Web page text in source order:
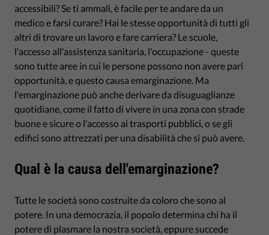
accessibili? Se ti ammali, è facile per te andare da un
medico e farsi curare? Hai le stesse opportunità di tutti gli
altri di trovare un lavoro e fare carriera? Le scuole,
l'accesso all'assistenza sanitaria, l'occupazione - queste
sono tutte aree in cui le persone possono non avere pari
opportunità, e questo causa emarginazione. Ma
l'emarginazione può anche derivare da disuguaglianze
quotidiane, come il fatto di vivere in una zona con strade
buone e sicure o l'accesso ai trasporti pubblici, o se gli
edifici sono attrezzati per una disabilità che si può avere.
Qual è la causa dell'emarginazione?
Tutte le società sono costruite da coloro che sono al
potere. In una democrazia, il popolo determina chi ha il
potere di plasmare la nostra società, eppure succede